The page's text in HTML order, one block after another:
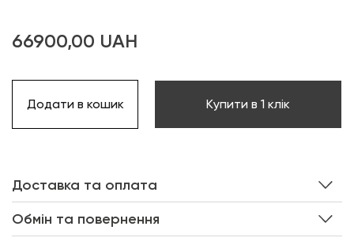
66900,00 UAH
Додати в кошик Купити в 1 клік
Доставка та оплата
Обмін та повернення